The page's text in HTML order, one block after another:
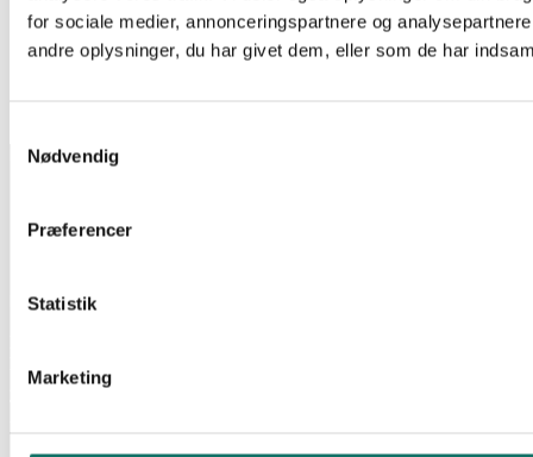
for sociale medier, annonceringspartnere og
andre oplysninger, du har givet dem, eller som de har
Nødvendig
Præferencer
Statistik
Marketing
FIBER PATCH DUPLEX SC-SC SM 5M OS2 9/125 LSZH
Log ind for at se pris Læs mere
INFORMATION
Om Lan-Com
KONTAKT
2765 Smørum